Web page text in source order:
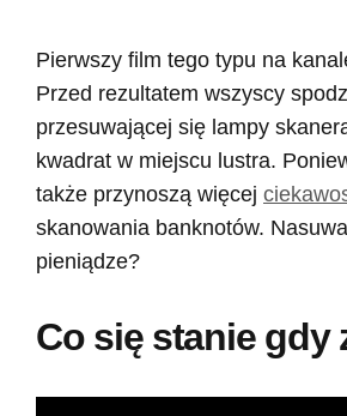
Pierwszy film tego typu na
Przed rezultatem wszyscy
przesuwającej się lampy
kwadrat w miejscu lustra.
także przynoszą więcej
skanowania banknotów.
pieniądze?
Co się stanie gdy